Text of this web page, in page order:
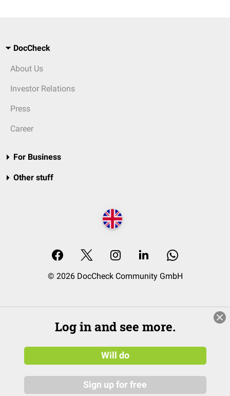
DocCheck
About Us
Investor Relations
Press
Career
For Business
Other stuff
© 2026 DocCheck Community GmbH
Log in and see more.
Will do
Sign up for free